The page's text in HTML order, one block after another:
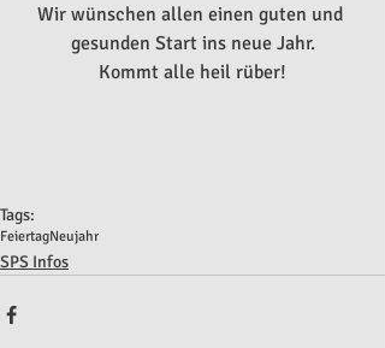
Wir wünschen allen einen guten und
gesunden Start ins neue Jahr.
Kommt alle heil rüber!
Tags:
FeiertagNeujahr
SPS Infos